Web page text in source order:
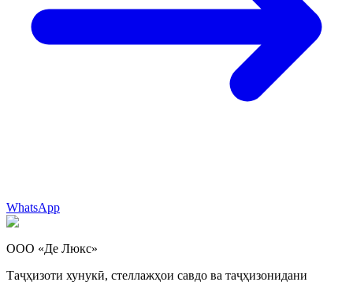
WhatsApp
ООО «Де Люкс»
Таҷҳизоти хунукӣ, стеллажҳои савдо ва таҷҳизонидани